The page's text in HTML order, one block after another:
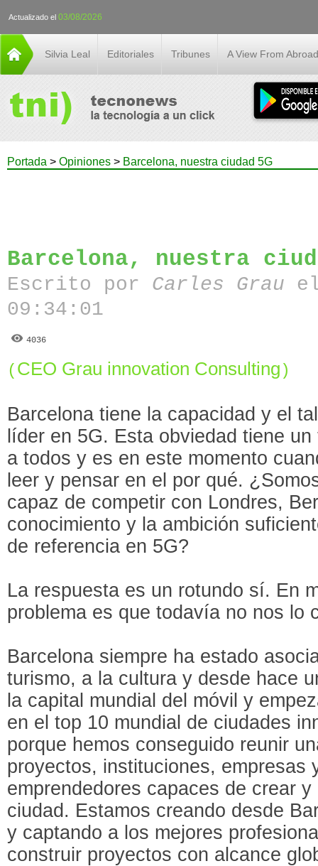
Actualizado el 03/08/2026
Silvia Leal Editoriales Tribunes A View From Abroad
Portada > Opiniones > Barcelona, nuestra ciudad 5G
Barcelona, nuestra
Escrito por Carles Grau
09:34:01
4036
( CEO Grau innovation Consulting)
Barcelona tiene la capacidad y el
líder en 5G. Esta obviedad tiene
a todos y es en este momento
leer y pensar en el por qué.
capaz de competir con Londres,
conocimiento y la ambición
de referencia en 5G?
La respuesta es un rotundo sí. En
problema es que todavía no nos lo
Barcelona siempre ha estado
turismo, a la cultura y desde hace
la capital mundial del móvil y
en el top 10 mundial de ciudades
porque hemos conseguido reunir
proyectos, instituciones, empresas
emprendedores capaces de crear
ciudad. Estamos creando desde
y captando a los mejores
construir proyectos con alcance